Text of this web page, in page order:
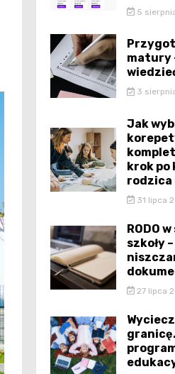
5
matury
3
Jak
krok po
rodzica
31 lipca
RODO
szkoły
27 lipca